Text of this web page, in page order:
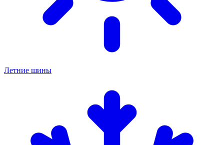
Летние шины